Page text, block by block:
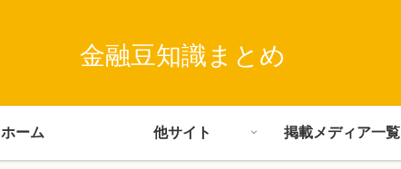
金融豆知識まとめ
ホーム 他サイト 掲載メディア一覧